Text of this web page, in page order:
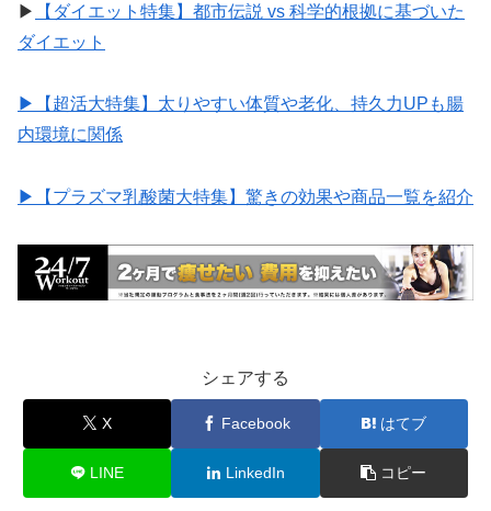
▶︎
【ダイエット特集】都市伝説 vs 科学的根拠に基づいた
ダイエット
▶︎【超活大特集】太りやすい体質や老化、持久力UPも腸
内環境に関係
▶︎【プラズマ乳酸菌大特集】驚きの効果や商品一覧を紹介
シェアする
X Facebook はてブ
LINE LinkedIn コピー